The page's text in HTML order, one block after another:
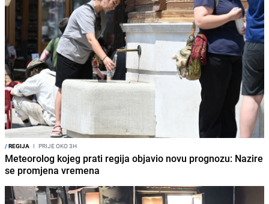
/REGIJA I PRIJE OKO 3H
Meteorolog kojeg prati regija objavio novu prognozu: Nazire
se promjena vremena